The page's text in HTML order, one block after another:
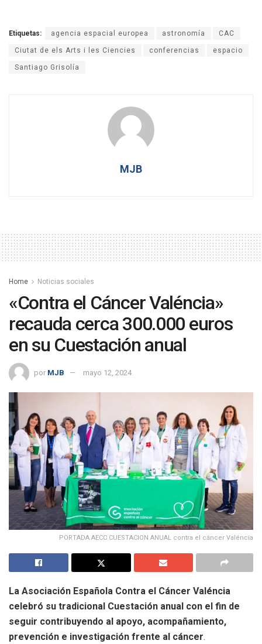
Etiquetas: agencia espacial europea astronomía CAC
Ciutat de els Arts i les Ciencies conferencias espacio
Santiago Grisolía
MJB
Home Noticias sociales
«Contra el Cáncer Valéncia»
recauda cerca 300.000 euros
en su Cuestación anual
por MJB mayo 12, 2024
PORTADA AECC CUESTACION ANUAL contra el cáncer Valéncia
La Asociación Española Contra el Cáncer Valéncia
celebró su tradicional Cuestación anual con el fin de
seguir contribuyendo al apoyo, acompañamiento,
prevención e investigación frente al cáncer.